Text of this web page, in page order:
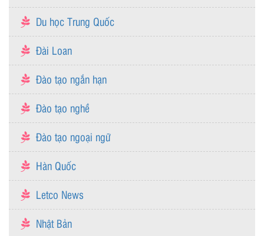
Du học Trung Quốc
Đài Loan
Đào tạo ngắn hạn
Đào tạo nghề
Đào tạo ngoại ngữ
Hàn Quốc
Letco News
Nhật Bản